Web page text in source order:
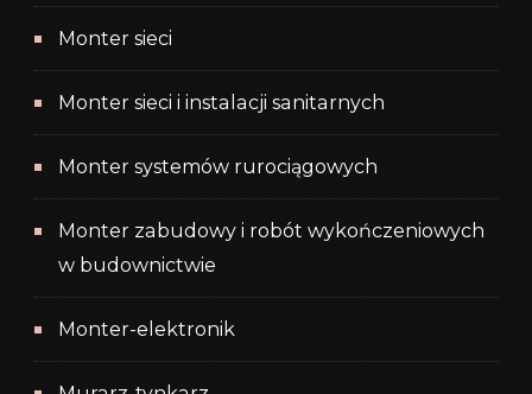
Monter sieci
Monter sieci i instalacji sanitarnych
Monter systemów rurociągowych
Monter zabudowy i robót wykończeniowych
w budownictwie
Monter-elektronik